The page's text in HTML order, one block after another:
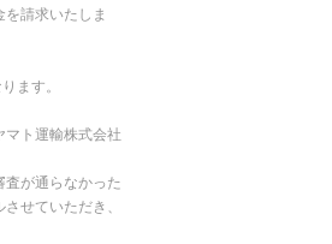
請求いたしま
ます。
ト運輸株式会社
査が通らなかった
せていただき、